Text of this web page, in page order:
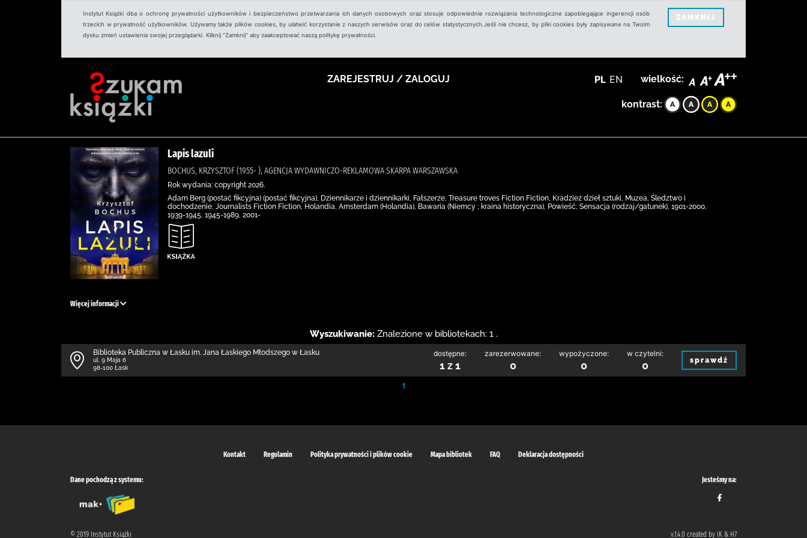
Instytut Książki dba o ochronę prywatności użytkowników i bezpieczeństwo przetwarzania ich danych osobowych oraz stosuje odpowiednie rozwiązania technologiczne zapobiegające ingerencji osób
trzecich w prywatność użytkowników. Używamy także plików cookies, by ułatwić korzystanie z naszych serwisów oraz do celów statystycznych.Jeśli nie chcesz, by pliki cookies były zapisywane na Twoim
dysku zmień ustawienia swojej przeglądarki. Kliknij "Zamknij" aby zaakceptować naszą politykę prywatności.
ZAMKNIJ
ZAREJESTRUJ / ZALOGUJ PL EN wielkość:
kontrast:
Lapis lazuli
BOCHUS, KRZYSZTOF (1955- ), AGENCJA WYDAWNICZO-REKLAMOWA SKARPA WARSZAWSKA
Rok wydania: copyright 2026.
Adam Berg (postać fikcyjna) (postać fikcyjna), Dziennikarze i dziennikarki, Fałszerze, Treasure troves Fiction Fiction, Kradzież dzieł sztuki, Muzea, Śledztwo i
dochodzenie, Journalists Fiction Fiction, Holandia, Amsterdam (Holandia), Bawaria (Niemcy ; kraina historyczna), Powieść, Sensacja (rodzaj/gatunek), 1901-2000,
1939-1945, 1945-1989, 2001-
Więcej informacji
Wyszukiwanie: Znalezione w bibliotekach: 1 .
Biblioteka Publiczna w Łasku im. Jana Łaskiego Młodszego w Łasku
ul. 9 Maja 6
98-100 Łask
dostępne:
1 z 1
zarezerwowane:
0
wypożyczone:
0
w czytelni:
0 sprawdź
1
Kontakt Regulamin Polityka prywatności i plików cookie Mapa bibliotek FAQ Deklaracja dostępności
Dane pochodzą z systemu: Jesteśmy na:
© 2019 Instytut Książki v.1.4.0 created by IK & H7